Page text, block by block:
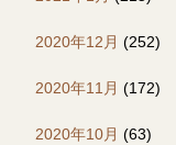
2020年12月 (252)
2020年11月 (172)
2020年10月 (63)